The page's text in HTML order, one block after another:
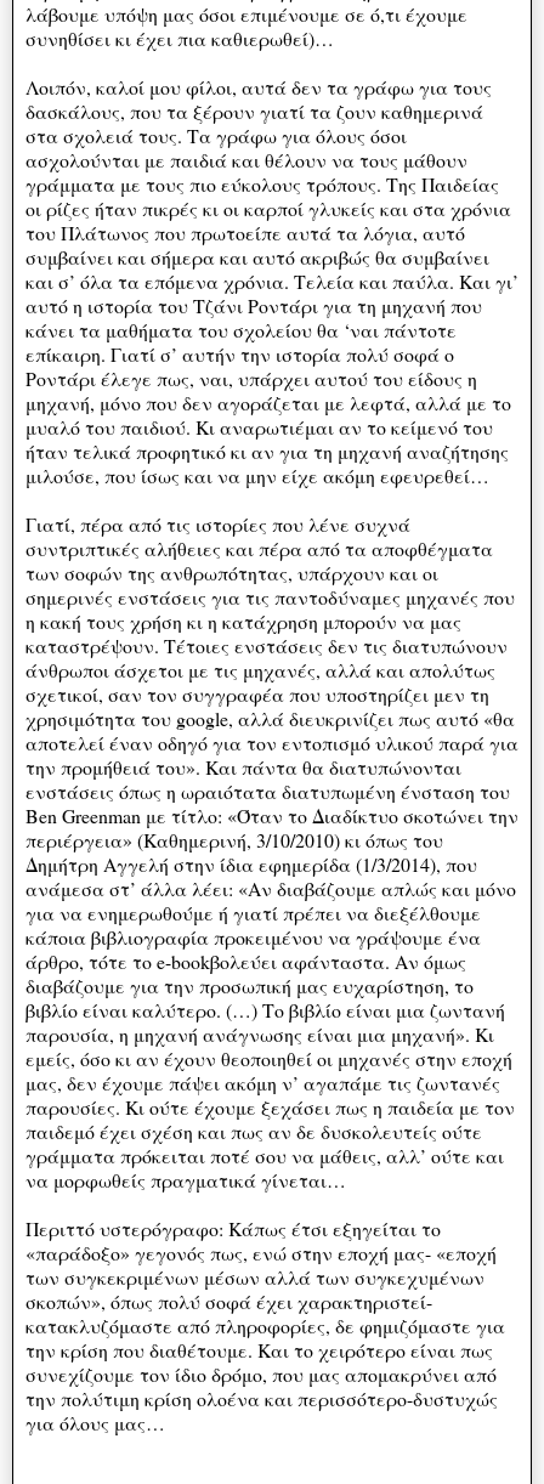
λάβουμε υπόψη μας όσοι επιμένουμε σε ό,τι έχουμε
συνηθίσει κι έχει πια καθιερωθεί)…
Λοιπόν, καλοί μου φίλοι, αυτά δεν τα γράφω για τους
δασκάλους, που τα ξέρουν γιατί τα ζουν καθημερινά
στα σχολειά τους. Τα γράφω για όλους όσοι
ασχολούνται με παιδιά και θέλουν να τους μάθουν
γράμματα με τους πιο εύκολους τρόπους. Της Παιδείας
οι ρίζες ήταν πικρές κι οι καρποί γλυκείς και στα χρόνια
του Πλάτωνος που πρωτοείπε αυτά τα λόγια, αυτό
συμβαίνει και σήμερα και αυτό ακριβώς θα συμβαίνει
και σ’ όλα τα επόμενα χρόνια. Τελεία και παύλα. Και γι’
αυτό η ιστορία του Τζάνι Ροντάρι για τη μηχανή που
κάνει τα μαθήματα του σχολείου θα ‘ναι πάντοτε
επίκαιρη. Γιατί σ’ αυτήν την ιστορία πολύ σοφά ο
Ροντάρι έλεγε πως, ναι, υπάρχει αυτού του είδους η
μηχανή, μόνο που δεν αγοράζεται με λεφτά, αλλά με το
μυαλό του παιδιού. Κι αναρωτιέμαι αν το κείμενό του
ήταν τελικά προφητικό κι αν για τη μηχανή αναζήτησης
μιλούσε, που ίσως και να μην είχε ακόμη εφευρεθεί…
Γιατί, πέρα από τις ιστορίες που λένε συχνά
συντριπτικές αλήθειες και πέρα από τα αποφθέγματα
των σοφών της ανθρωπότητας, υπάρχουν και οι
σημερινές ενστάσεις για τις παντοδύναμες μηχανές που
η κακή τους χρήση κι η κατάχρηση μπορούν να μας
καταστρέψουν. Τέτοιες ενστάσεις δεν τις διατυπώνουν
άνθρωποι άσχετοι με τις μηχανές, αλλά και απολύτως
σχετικοί, σαν τον συγγραφέα που υποστηρίζει μεν τη
χρησιμότητα του google, αλλά διευκρινίζει πως αυτό «θα
αποτελεί έναν οδηγό για τον εντοπισμό υλικού παρά για
την προμήθειά του». Και πάντα θα διατυπώνονται
ενστάσεις όπως η ωραιότατα διατυπωμένη ένσταση του
Ben Greenman με τίτλο: «Όταν το Διαδίκτυο σκοτώνει την
περιέργεια» (Καθημερινή, 3/10/2010) κι όπως του
Δημήτρη Αγγελή στην ίδια εφημερίδα (1/3/2014), που
ανάμεσα στ’ άλλα λέει: «Αν διαβάζουμε απλώς και μόνο
για να ενημερωθούμε ή γιατί πρέπει να διεξέλθουμε
κάποια βιβλιογραφία προκειμένου να γράψουμε ένα
άρθρο, τότε το e-bookβολεύει αφάνταστα. Αν όμως
διαβάζουμε για την προσωπική μας ευχαρίστηση, το
βιβλίο είναι καλύτερο. (…) Το βιβλίο είναι μια ζωντανή
παρουσία, η μηχανή ανάγνωσης είναι μια μηχανή». Κι
εμείς, όσο κι αν έχουν θεοποιηθεί οι μηχανές στην εποχή
μας, δεν έχουμε πάψει ακόμη ν’ αγαπάμε τις ζωντανές
παρουσίες. Κι ούτε έχουμε ξεχάσει πως η παιδεία με τον
παιδεμό έχει σχέση και πως αν δε δυσκολευτείς ούτε
γράμματα πρόκειται ποτέ σου να μάθεις, αλλ’ ούτε και
να μορφωθείς πραγματικά γίνεται…
Περιττό υστερόγραφο: Κάπως έτσι εξηγείται το
«παράδοξο» γεγονός πως, ενώ στην εποχή μας- «εποχή
των συγκεκριμένων μέσων αλλά των συγκεχυμένων
σκοπών», όπως πολύ σοφά έχει χαρακτηριστεί-
κατακλυζόμαστε από πληροφορίες, δε φημιζόμαστε για
την κρίση που διαθέτουμε. Και το χειρότερο είναι πως
συνεχίζουμε τον ίδιο δρόμο, που μας απομακρύνει από
την πολύτιμη κρίση ολοένα και περισσότερο-δυστυχώς
για όλους μας…